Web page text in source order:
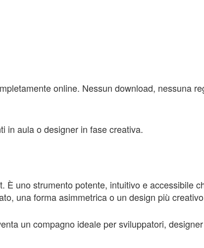
online. Nessun download, nessuna
in aula o designer in fase creativa.
uno strumento potente, intuitivo e accessibile
una forma asimmetrica o un design più
un compagno ideale per sviluppatori,